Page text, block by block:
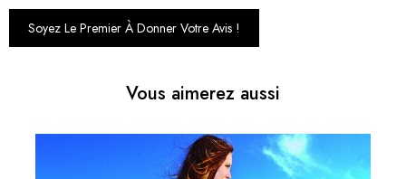
Soyez Le Premier À Donner Votre Avis !
Vous aimerez aussi